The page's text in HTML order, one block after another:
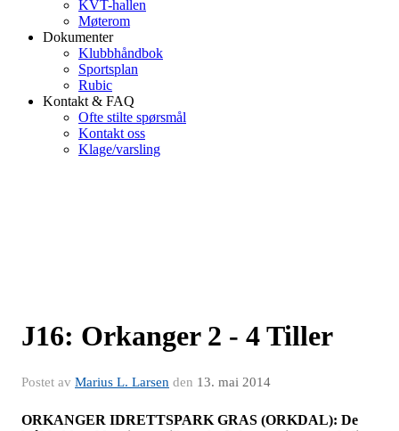
KVT-hallen
Møterom
Dokumenter
Klubbhåndbok
Sportsplan
Rubic
Kontakt & FAQ
Ofte stilte spørsmål
Kontakt oss
Klage/varsling
J16: Orkanger 2 - 4 Tiller
Postet av Marius L. Larsen den 13. mai 2014
ORKANGER IDRETTSPARK GRAS (ORKDAL): De